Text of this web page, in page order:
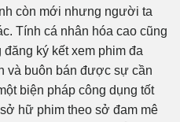
còn mới nhưng người ta
Tính cá nhân hóa cao cũng
ký kết xem phim đa
và buôn bán được sự cần
biện pháp công dụng tốt
hữ phim theo sở đam mê